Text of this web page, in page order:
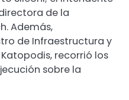
de la
Además,
de Infraestructura y
recorrió los
sobre la